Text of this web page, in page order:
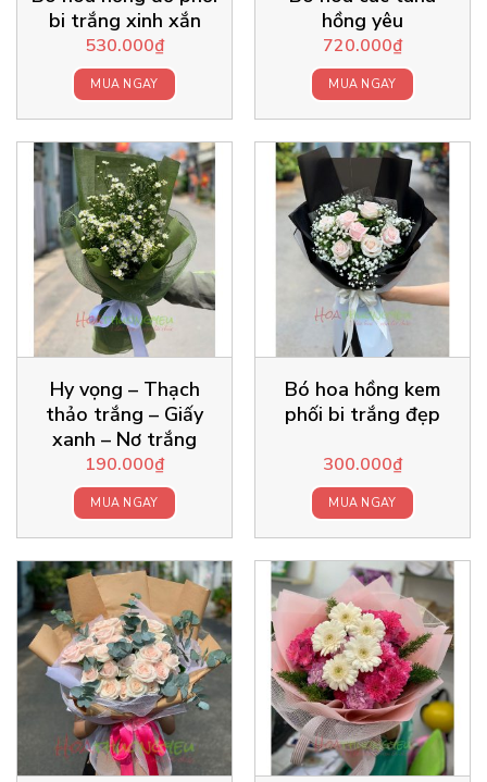
bi trắng xinh xắn
530.000₫
MUA NGAY
hồng yêu
720.000₫
MUA NGAY
Hy vọng – Thạch
thảo trắng – Giấy
xanh – Nơ trắng
190.000₫
MUA NGAY
Bó hoa hồng kem
phối bi trắng đẹp
300.000₫
MUA NGAY